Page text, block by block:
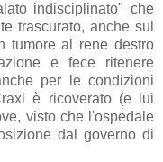
indisciplinato" che
trascurato, anche sul
tumore al rene destro
e fece ritenere
per le condizioni
è ricoverato (e lui
visto che l'ospedale
dal governo di